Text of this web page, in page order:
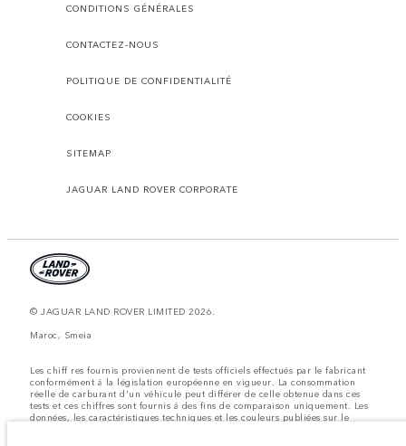
CONDITIONS GÉNÉRALES
CONTACTEZ-NOUS
POLITIQUE DE CONFIDENTIALITÉ
COOKIES
SITEMAP
JAGUAR LAND ROVER CORPORATE
© JAGUAR LAND ROVER LIMITED 2026.
Maroc, Smeia
Les chiff res fournis proviennent de tests officiels effectués par le fabricant
conformément å la législation européenne en vigueur. La consommation
réelle de carburant d'un véhicule peut différer de celle obtenue dans ces
tests et ces chiffres sont fournis å des fins de comparaison uniquement. Les
données, les caractéristiques techniques et les couleurs publiées sur le